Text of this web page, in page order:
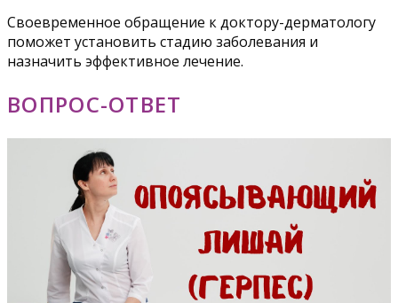
Своевременное обращение к доктору-дерматологу
поможет установить стадию заболевания и
назначить эффективное лечение.
ВОПРОС-ОТВЕТ